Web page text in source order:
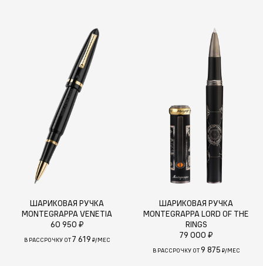
ШАРИКОВАЯ РУЧКА
MONTEGRAPPA VENETIA
60 950 ₽
В РАССРОЧКУ ОТ7 619 ₽/МЕС
ШАРИКОВАЯ РУЧКА
MONTEGRAPPA LORD OF THE
RINGS
79 000 ₽
В РАССРОЧКУ ОТ9 875 ₽/МЕС